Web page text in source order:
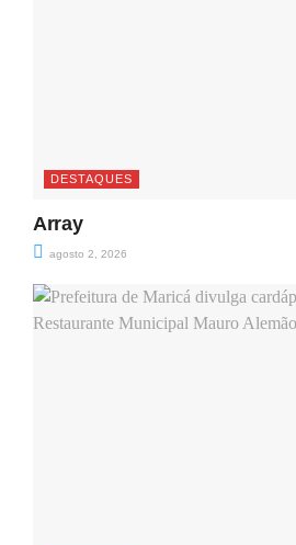
DESTAQUES
Array
agosto 2, 2026